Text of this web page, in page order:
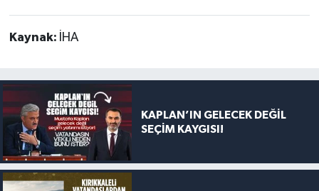
Kaynak: İHA
KAPLAN’IN GELECEK DEĞİL
SEÇİM KAYGISI!